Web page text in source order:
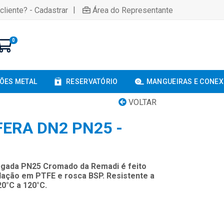
- Cadastrar | Área do Representante
0
METAL RESERVATÓRIO MANGUEIRAS E
VOLTAR
DN2 PN25 -
PN25 Cromado da Remadi é feito
em PTFE e rosca BSP. Resistente a
a 120°C.